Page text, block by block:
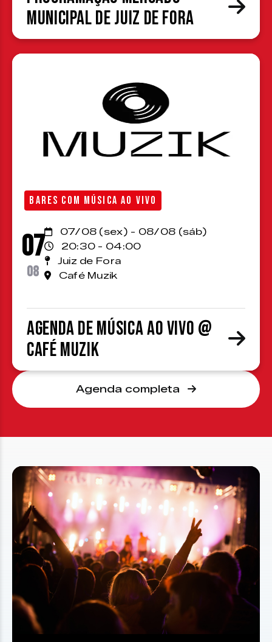
Municipal de Juiz de Fora
BARES COM MÚSICA AO VIVO
07
08
07/08 (sex) - 08/08 (sáb)
20:30 - 04:00
Juiz de Fora
Café Muzik
Agenda de Música ao Vivo @
Café Muzik
Agenda completa